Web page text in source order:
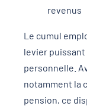
revenus
Le cumul
levier
personnelle.
notamment la
pension, ce